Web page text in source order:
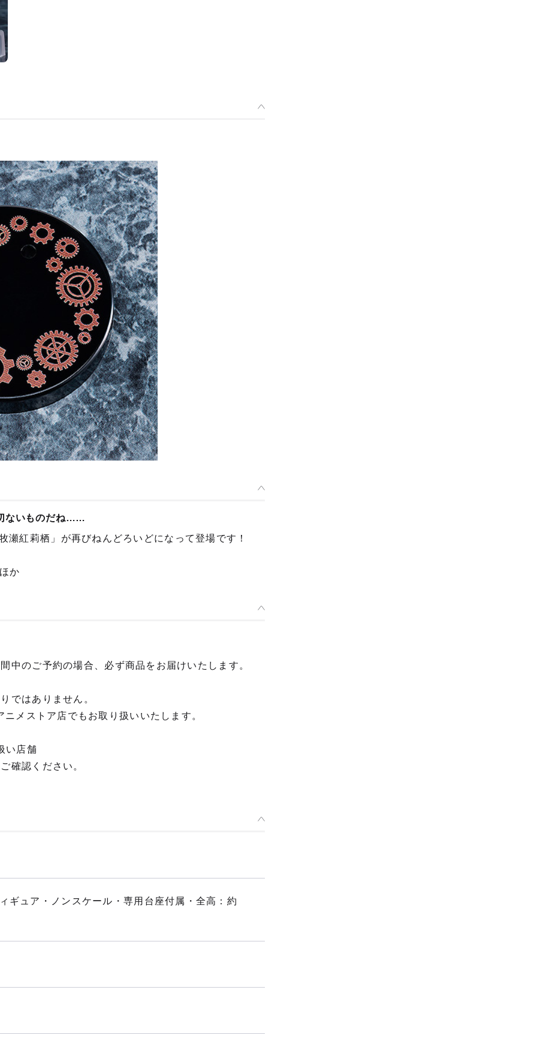
ないものだね……
紅莉栖」が再びねんどろいどになって登場です！
か
中のご予約の場合、必ず商品をお届けいたします。
ではありません。
メストア店でもお取り扱いいたします。
い店舗
確認ください。
ギュア・ノンスケール・専用台座付属・全高：約